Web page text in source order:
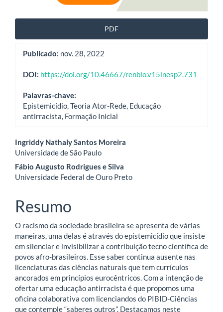
PDF
Publicado: nov. 28, 2022
DOI: https://doi.org/10.46667/renbio.v15inesp2.731
Palavras-chave:
Epistemicídio, Teoria Ator-Rede, Educação
antirracista, Formação Inicial
Conteúdo
do
artigo
principal
Ingriddy Nathaly Santos Moreira
Universidade de São Paulo
Fábio Augusto Rodrigues e Silva
Universidade Federal de Ouro Preto
Resumo
O racismo da sociedade brasileira se apresenta de várias
maneiras, uma delas é através do epistemicídio que insiste
em silenciar e invisibilizar a contribuição tecno científica de
povos afro-brasileiros. Esse saber continua ausente nas
licenciaturas das ciências naturais que tem currículos
ancorados em princípios eurocêntricos. Com a intenção de
ofertar uma educação antirracista é que propomos uma
oficina colaborativa com licenciandos do PIBID-Ciências
que contemple “saberes outros”. Destacamos neste